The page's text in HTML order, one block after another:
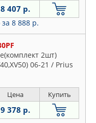
8 407 р.
за 8 888 р.
2шт)
06-21 / Prius
Цена Купить
9 378 р.